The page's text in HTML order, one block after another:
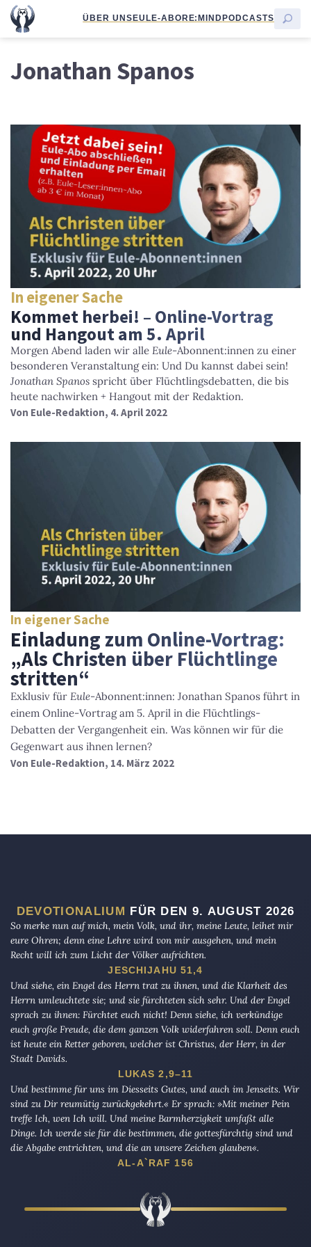
ÜBER UNSEULE-ABORE:MINDPODCASTS
Jonathan Spanos
In eigener Sache
Kommet herbei! – Online-Vortrag
und Hangout am 5. April
Morgen Abend laden wir alle Eule-Abonnent:innen zu einer
besonderen Veranstaltung ein: Und Du kannst dabei sein!
Jonathan Spanos spricht über Flüchtlingsdebatten, die bis
heute nachwirken + Hangout mit der Redaktion.
Von Eule-Redaktion, 4. April 2022
In eigener Sache
Einladung zum Online-Vortrag:
„Als Christen über Flüchtlinge
stritten“
Exklusiv für Eule-Abonnent:innen: Jonathan Spanos führt in
einem Online-Vortrag am 5. April in die Flüchtlings-
Debatten der Vergangenheit ein. Was können wir für die
Gegenwart aus ihnen lernen?
Von Eule-Redaktion, 14. März 2022
DEVOTIONALIUM FÜR DEN 9. AUGUST 2026
So merke nun auf mich, mein Volk, und ihr, meine Leute, leihet mir
eure Ohren; denn eine Lehre wird von mir ausgehen, und mein
Recht will ich zum Licht der Völker aufrichten.
JESCHIJAHU 51,4
Und siehe, ein Engel des Herrn trat zu ihnen, und die Klarheit des
Herrn umleuchtete sie; und sie fürchteten sich sehr. Und der Engel
sprach zu ihnen: Fürchtet euch nicht! Denn siehe, ich verkündige
euch große Freude, die dem ganzen Volk widerfahren soll. Denn euch
ist heute ein Retter geboren, welcher ist Christus, der Herr, in der
Stadt Davids.
LUKAS 2,9–11
Und bestimme für uns im Diesseits Gutes, und auch im Jenseits. Wir
sind zu Dir reumütig zurückgekehrt.« Er sprach: »Mit meiner Pein
treffe Ich, wen Ich will. Und meine Barmherzigkeit umfaßt alle
Dinge. Ich werde sie für die bestimmen, die gottesfürchtig sind und
die Abgabe entrichten, und die an unsere Zeichen glauben«.
AL-A`RAF 156